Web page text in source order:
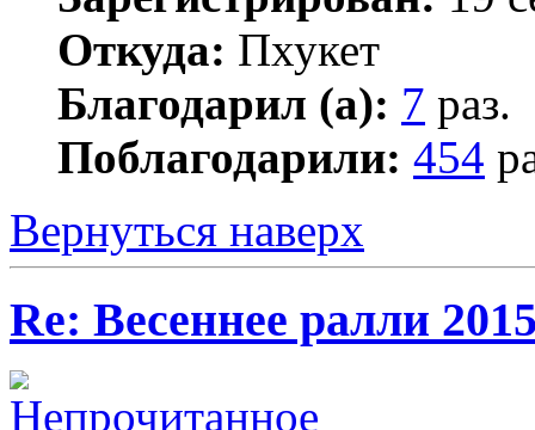
Откуда: Пхукет
Благодарил (а): 7 раз.
Поблагодарили: 454
Вернуться наверх
Re: Весеннее ралли